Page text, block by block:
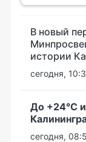
В новый
истории
сегодня,
До +24°С
сегодня,